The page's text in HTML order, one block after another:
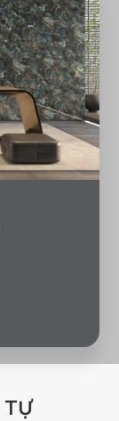
TỰ